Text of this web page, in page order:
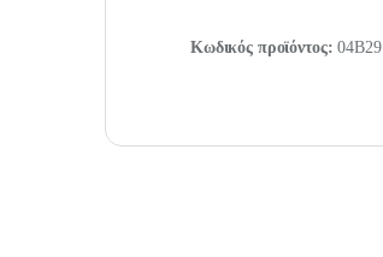
Κωδικός προϊόντος:04B29